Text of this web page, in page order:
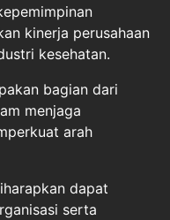
kinerja perusahaan
kesehatan.
bagian dari
menjaga
arah
dapat
serta